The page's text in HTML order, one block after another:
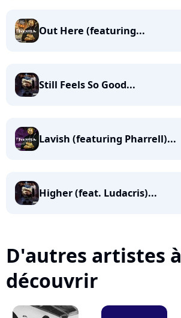
Out Here (featuring...
Still Feels So Good...
Lavish (featuring Pharrell)...
Higher (feat. Ludacris)...
D'autres artistes à
découvrir